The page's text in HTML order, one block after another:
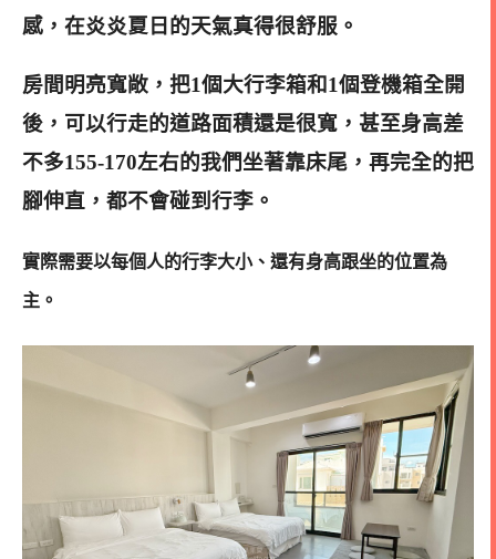
感，在炎炎夏日的天氣真得很舒服。
房間明亮寬敞，把1個大行李箱和1個登機箱全開
後，可以行走的道路面積還是很寬，甚至身高差
不多155-170左右的我們坐著靠床尾，再完全的把
腳伸直，都不會碰到行李。
實際需要以每個人的行李大小、還有身高跟坐的位置為
主。